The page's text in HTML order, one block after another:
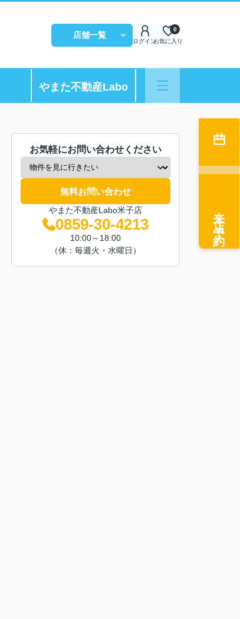
店舗一覧
ログインお気に入り
0
やまた不動産Labo
お気軽にお問い合わせください
無料お問い合わせ
やまた不動産Labo米子店
0859-30-4213
10:00～18:00
（休：毎週火・水曜日）
来店予約